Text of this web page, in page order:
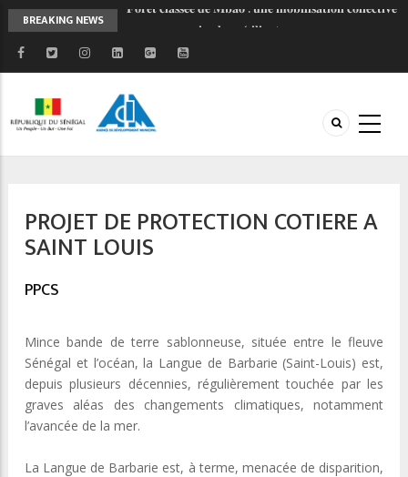
BREAKING NEWS
𝐋𝐚𝐧𝐜𝐞𝐦𝐞𝐧𝐭 𝐝𝐞 𝐥’𝐎𝐁𝐅𝐈𝐋𝐎𝐂 : 𝐔𝐧 𝐧𝐨𝐮𝐯𝐞𝐥 𝐨𝐮𝐭𝐢𝐥 𝐩𝐨𝐮𝐫
𝐦𝐨𝐝𝐞𝐫𝐧𝐢𝐬𝐞𝐫 𝐥𝐞𝐬 𝐟𝐢𝐧𝐚𝐧𝐜𝐞𝐬 𝐥𝐨𝐜𝐚𝐥𝐞𝐬 𝐚𝐮 𝐒𝐞́𝐧𝐞́𝐠𝐚𝐥
𝐏𝐑𝐎𝐆𝐄𝐏 𝟐 - 𝐅𝐚𝐜𝐞 𝐚̀ 𝐥'𝐡𝐢𝐯𝐞𝐫𝐧𝐚𝐠𝐞, 𝐥𝐚 𝐦𝐨𝐛𝐢𝐥𝐢𝐬𝐚𝐭𝐢𝐨𝐧
𝐉𝐎𝐉 𝐃𝐚𝐤𝐚𝐫 𝟐𝟎𝟐𝟔 : 𝐒𝐚𝐧𝐠𝐚𝐥𝐤𝐚𝐦 𝐬𝐞 𝐦𝐨𝐛𝐢𝐥𝐢𝐬𝐞 𝐚𝐮 𝐜𝐨𝐭𝐞́
𝐝𝐞 𝐥’𝐀𝐃𝐌 𝐩𝐨𝐮𝐫 𝐜𝐞́𝐥𝐞́𝐛𝐫𝐞𝐫 𝐥'𝐞𝐬𝐩𝐫𝐢𝐭 𝐨𝐥𝐲𝐦𝐩𝐢𝐪𝐮𝐞 !
𝐑𝐄𝐓𝐎𝐔𝐑 𝐄𝐍 𝐈𝐌𝐀𝐆𝐄𝐒 𝐏𝐑𝐎𝐆𝐄𝐏 𝐈𝐈 : 𝐥𝐞 𝐂𝐨𝐦𝐢𝐭𝐞́
𝐩𝐨𝐮𝐫 𝐮𝐧 𝐚𝐯𝐞𝐧𝐢𝐫 𝐩𝐥𝐮𝐬 𝐫𝐞́𝐬𝐢𝐥𝐢𝐞𝐧𝐭
PROJET DE PROTECTION COTIERE A
SAINT LOUIS
PPCS
Mince bande de terre sablonneuse, située entre le fleuve
Sénégal et l’océan, la Langue de Barbarie (Saint-Louis) est,
depuis plusieurs décennies, régulièrement touchée par les
graves aléas des changements climatiques, notamment
l’avancée de la mer.
La Langue de Barbarie est, à terme, menacée de disparition,